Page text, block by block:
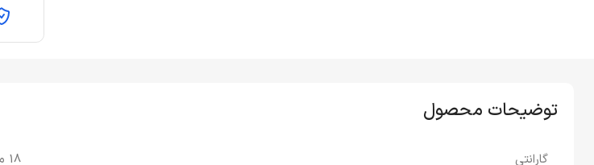
توضیحات محصول
گارانتی 18 ماهه حافظه طلایی ایستا